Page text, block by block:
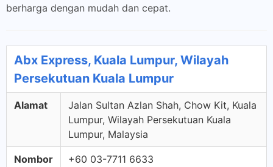
berharga dengan mudah dan cepat.
Abx Express, Kuala Lumpur, Wilayah
Persekutuan Kuala Lumpur
Alamat
Jalan Sultan Azlan Shah, Chow Kit, Kuala
Lumpur, Wilayah Persekutuan Kuala
Lumpur, Malaysia
Nombor
+60 03-7711 6633